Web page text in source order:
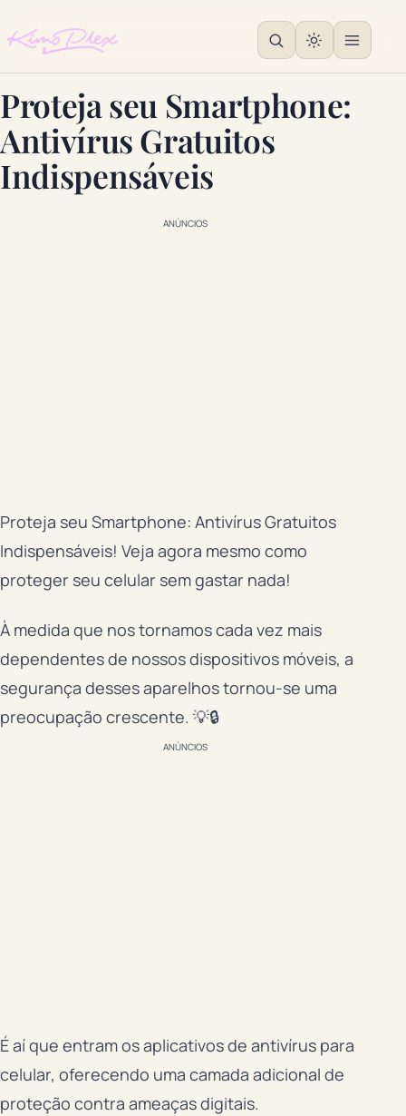
Proteja seu Smartphone:
Antivírus Gratuitos
Indispensáveis
ANÚNCIOS
Proteja seu Smartphone: Antivírus Gratuitos
Indispensáveis! Veja agora mesmo como
proteger seu celular sem gastar nada!
À medida que nos tornamos cada vez mais
dependentes de nossos dispositivos móveis, a
segurança desses aparelhos tornou-se uma
preocupação crescente. 💡🔒
ANÚNCIOS
É aí que entram os aplicativos de antivírus para
celular, oferecendo uma camada adicional de
proteção contra ameaças digitais.